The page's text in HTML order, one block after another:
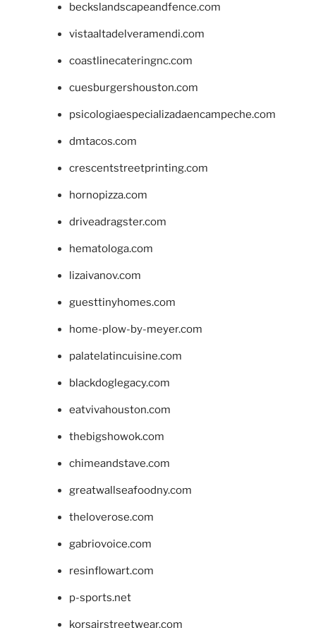
beckslandscapeandfence.com
vistaaltadelveramendi.com
coastlinecateringnc.com
cuesburgershouston.com
psicologiaespecializadaencampeche.com
dmtacos.com
crescentstreetprinting.com
hornopizza.com
driveadragster.com
hematologa.com
lizaivanov.com
guesttinyhomes.com
home-plow-by-meyer.com
palatelatincuisine.com
blackdoglegacy.com
eatvivahouston.com
thebigshowok.com
chimeandstave.com
greatwallseafoodny.com
theloverose.com
gabriovoice.com
resinflowart.com
p-sports.net
korsairstreetwear.com